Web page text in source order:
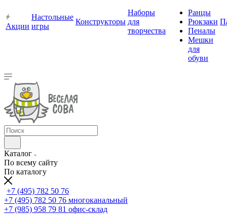
Акции
Настольные
игры
Конструкторы
Наборы
для
творчества
Ранцы
Рюкзаки
Пеналы
Мешки
для
обуви
Каталог
По всему сайту
По каталогу
+7 (495) 782 50 76
+7 (495) 782 50 76 многоканальный
+7 (985) 958 79 81 офис-склад